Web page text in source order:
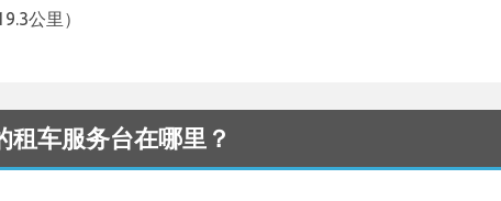
公里）
车服务台在哪里？